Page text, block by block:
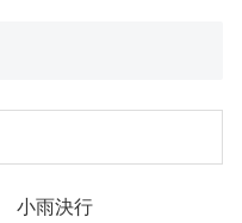
小雨決行